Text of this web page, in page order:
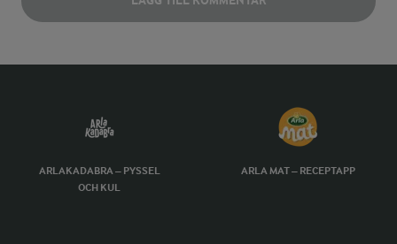
ARLAKADABRA – PYSSEL
OCH KUL
ARLA MAT – RECEPTAPP